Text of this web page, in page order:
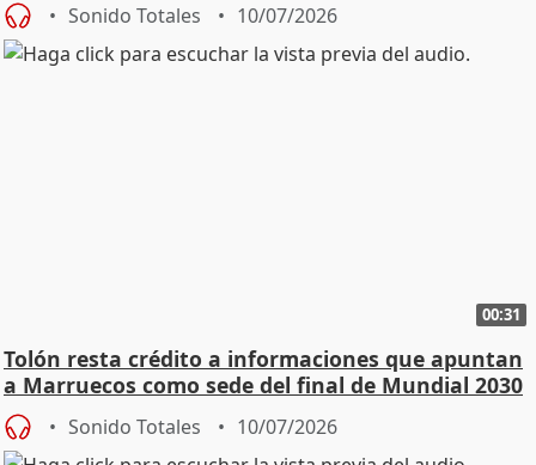
Sonido Totales 10/07/2026
00:31
Tolón resta crédito a informaciones que apuntan
a Marruecos como sede del final de Mundial 2030
Sonido Totales 10/07/2026